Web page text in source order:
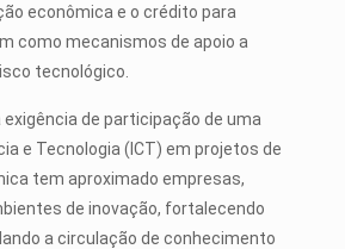
econômica e o crédito para
como mecanismos de apoio a
tecnológico.
exigência de participação de uma
e Tecnologia (ICT) em projetos de
tem aproximado empresas,
de inovação, fortalecendo
a circulação de conhecimento